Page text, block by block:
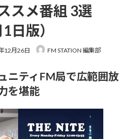
スメ番組 3選
日版）
12月26日 FM STATION 編集部
ニティFM局で広範囲放
を堪能